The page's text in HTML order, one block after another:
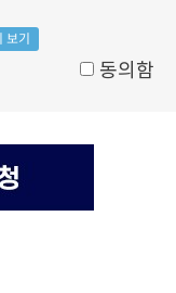
보기
동의함